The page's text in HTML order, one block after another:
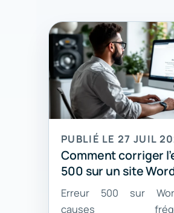
PUBLIÉ LE 27 JUIL
Comment corriger
500 sur un site
Erreur 500 sur
causes